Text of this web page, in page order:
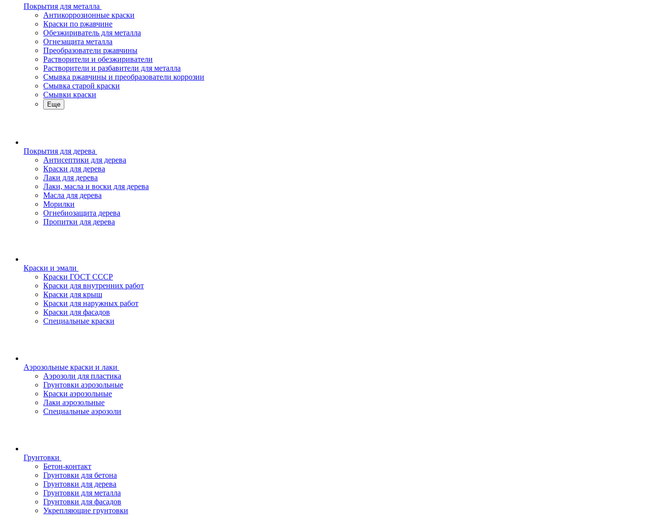
Покрытия для металла
Антикоррозионные краски
Краски по ржавчине
Обезжириватель для металла
Огнезащита металла
Преобразователи ржавчины
Растворители и обезжириватели
Растворители и разбавители для металла
Смывка ржавчины и преобразователи коррозии
Смывка старой краски
Смывки краски
Еще
Покрытия для дерева
Антисептики для дерева
Краски для дерева
Лаки для дерева
Лаки, масла и воски для дерева
Масла для дерева
Морилки
Огнебиозащита дерева
Пропитки для дерева
Краски и эмали
Краски ГОСТ СССР
Краски для внутренних работ
Краски для крыш
Краски для наружных работ
Краски для фасадов
Специальные краски
Аэрозольные краски и лаки
Аэрозоли для пластика
Грунтовки аэрозольные
Краски аэрозольные
Лаки аэрозольные
Специальные аэрозоли
Грунтовки
Бетон-контакт
Грунтовки для бетона
Грунтовки для дерева
Грунтовки для металла
Грунтовки для фасадов
Укрепляющие грунтовки